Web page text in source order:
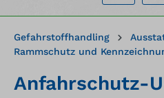
Gefahrstoffhandling
Rammschutz und
Anfahrschutz-